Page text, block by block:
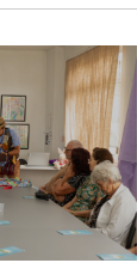
leva
a
e Santa